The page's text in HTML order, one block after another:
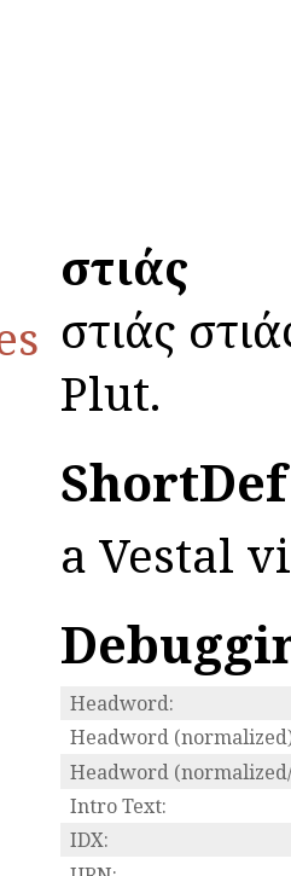
Ἑστιάς
Ἑστιάς
Plut.
ShortDef
a Vestal
Headword:
Headword
Headword
Intro Text:
IDX: